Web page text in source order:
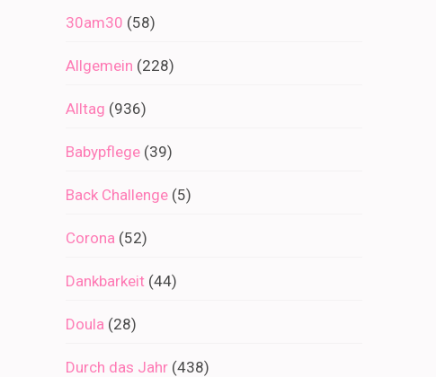
30am30 (58)
Allgemein (228)
Alltag (936)
Babypflege (39)
Back Challenge (5)
Corona (52)
Dankbarkeit (44)
Doula (28)
Durch das Jahr (438)